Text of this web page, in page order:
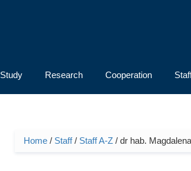
Study Research Cooperation
You are here
Home/ Staff/ Staff A-Z/ dr hab.